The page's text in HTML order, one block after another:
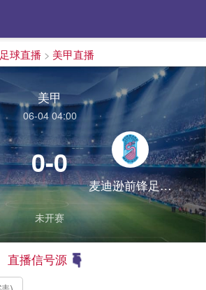
足球直播 > 美甲直播
美甲
06-04 04:00
0-0
麦迪逊前锋足球俱乐部
未开赛
直播信号源